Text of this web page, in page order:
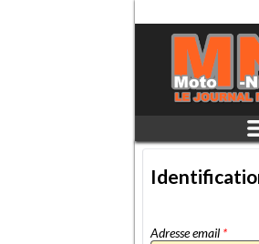
Adresse email *